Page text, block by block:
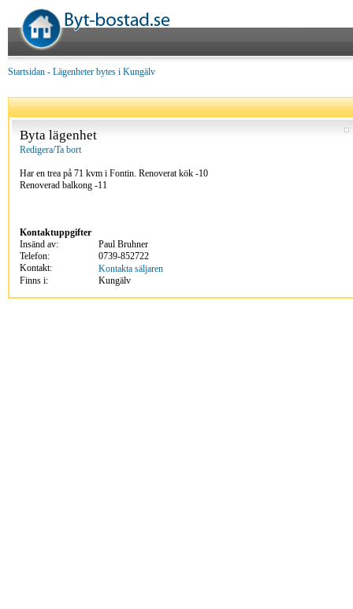
Startsidan - Lägenheter bytes i Kungälv
Byta lägenhet
Redigera/Ta bort
Har en trea på 71 kvm i Fontin. Renoverat kök -10
Renoverad balkong -11
Kontaktuppgifter
Insänd av:
Paul Bruhner
Telefon:
0739-852722
Kontakt:
Kontakta säljaren
Finns i:
Kungälv